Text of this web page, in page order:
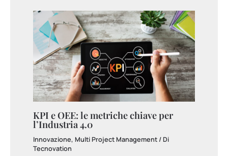
KPI e OEE: le metriche chiave per
l’Industria 4.0
Innovazione, Multi Project Management / Di
Tecnovation